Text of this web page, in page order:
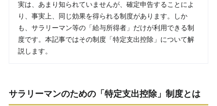
実は、あまり知られていませんが、確定申告することによ
り、事実上、同じ効果を得られる制度があります。しか
も、サラリーマン等の「給与所得者」だけが利用できる制
度です。本記事ではその制度「特定支出控除」について解
説します。
サラリーマンのための「特定支出控除」制度とは